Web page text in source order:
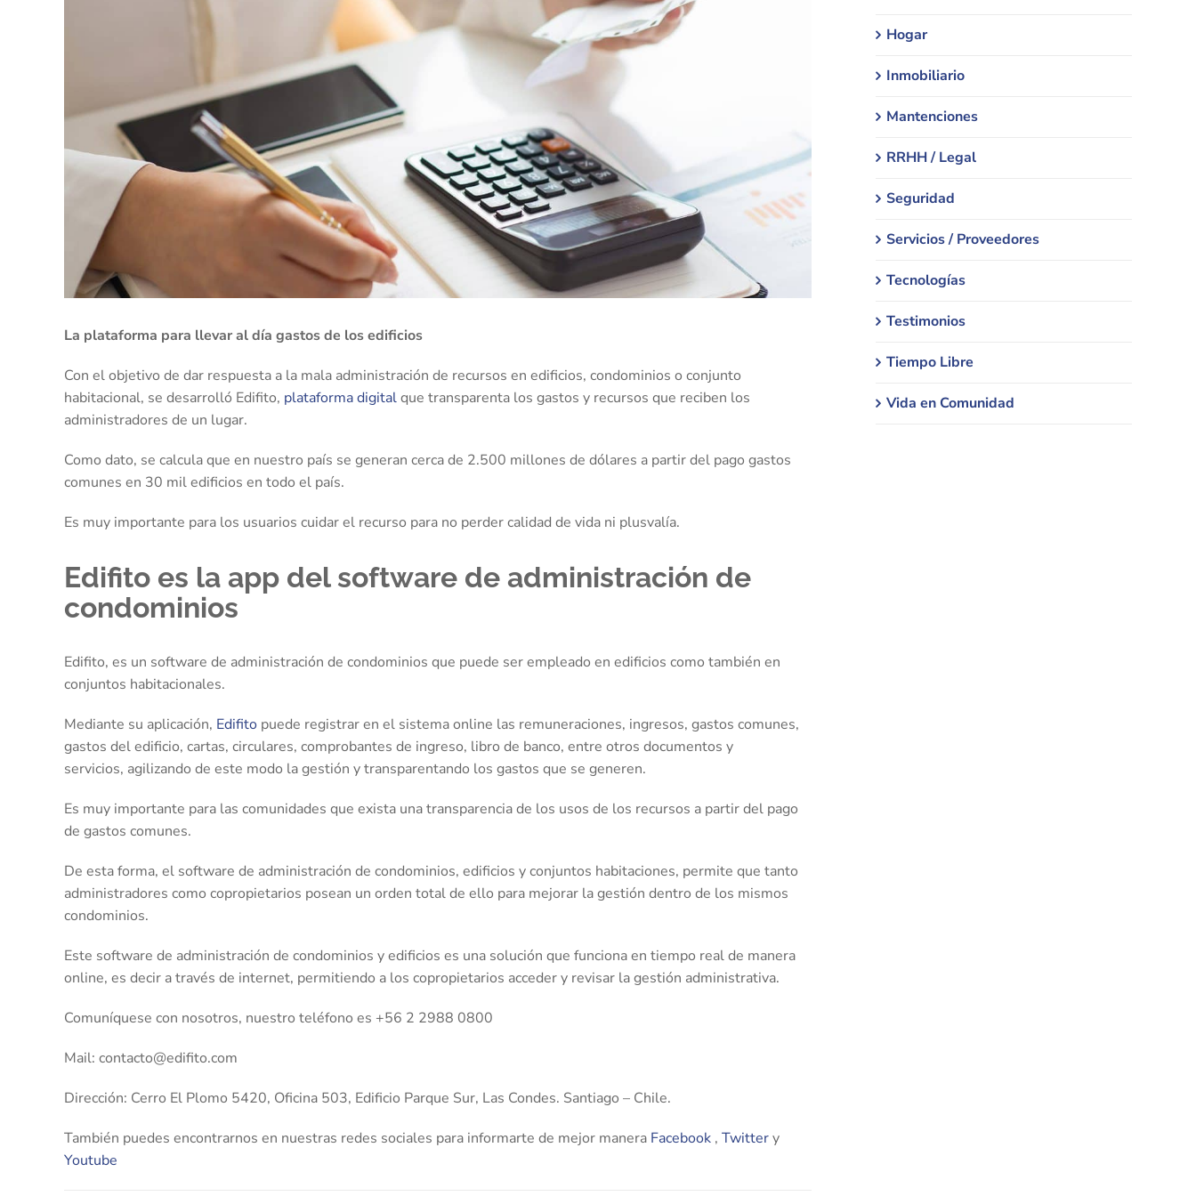
La plataforma para llevar al día gastos de los edificios
Con el objetivo de dar respuesta a la mala administración de recursos en edificios, condominios o conjunto
habitacional, se desarrolló Edifito, plataforma digitalque transparenta los gastos y recursos que reciben los
administradores de un lugar.
Como dato, se calcula que en nuestro país se generan cerca de 2.500 millones de dólares a partir del pago gastos
comunes en 30 mil edificios en todo el país.
Es muy importante para los usuarios cuidar el recurso para no perder calidad de vida ni plusvalía.
Edifito es la app del software de administración de
condominios
Edifito, es un software de administración de condominios que puede ser empleado en edificios como también en
conjuntos habitacionales.
Mediante su aplicación, Edifito puede registrar en el sistema online las remuneraciones, ingresos, gastos comunes,
gastos del edificio, cartas, circulares, comprobantes de ingreso, libro de banco, entre otros documentos y
servicios, agilizando de este modo la gestión y transparentando los gastos que se generen.
Es muy importante para las comunidades que exista una transparencia de los usos de los recursos a partir del pago
de gastos comunes.
De esta forma, el software de administración de condominios, edificios y conjuntos habitaciones, permite que tanto
administradores como copropietarios posean un orden total de ello para mejorar la gestión dentro de los mismos
condominios.
Este software de administración de condominios y edificios es una solución que funciona en tiempo real de manera
online, es decir a través de internet, permitiendo a los copropietarios acceder y revisar la gestión administrativa.
Comuníquese con nosotros, nuestro teléfono es +56 2 2988 0800
Mail: contacto@edifito.com
Dirección: Cerro El Plomo 5420, Oficina 503, Edificio Parque Sur, Las Condes. Santiago – Chile.
También puedes encontrarnos en nuestras redes sociales para informarte de mejor manera Facebook , Twittery
Youtube
Hogar
Inmobiliario
Mantenciones
RRHH / Legal
Seguridad
Servicios / Proveedores
Tecnologías
Testimonios
Tiempo Libre
Vida en Comunidad